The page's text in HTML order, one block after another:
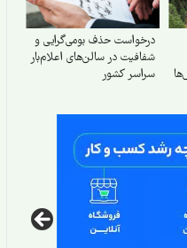
درخواست حذف بومی‌گرایی و
شفافیت در سالن‌های اعلام‌بار
سراسر کشور